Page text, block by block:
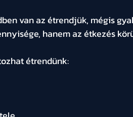
van az étrendjük, mégis
hanem az étkezés
étrendünk: